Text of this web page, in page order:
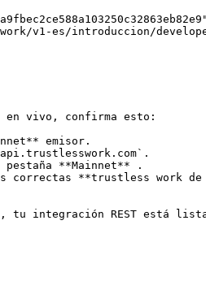
v1-es/introduccion/
vivo, confirma esto:
emisor.
pestaña **Mainnet** .
correctas **trustless work de
tu integración REST está